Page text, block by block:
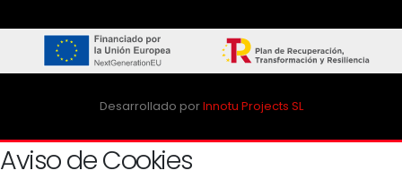
Desarrollado porInnotu Projects SL
Aviso de Cookies